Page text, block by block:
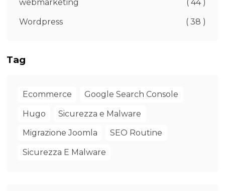
webmarketing ( 44 )
Wordpress ( 38 )
Tag
Ecommerce Google Search Console
Hugo Sicurezza e Malware
Migrazione Joomla SEO Routine
Sicurezza E Malware